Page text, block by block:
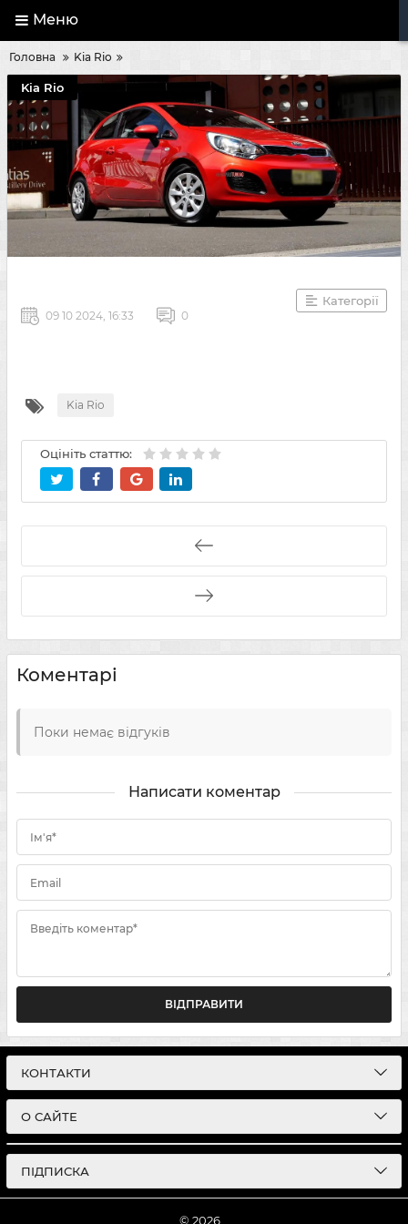
Меню
Головна Kia Rio
Kia Rio
Категорії
09 10 2024, 16:33 0
Kia Rio
Оцініть статтю:
Коментарі
Поки немає відгуків
Написати коментар
Ім'я*
Email
Введіть коментар*
ВІДПРАВИТИ
КОНТАКТИ
О САЙТЕ
ПІДПИСКА
© 2026